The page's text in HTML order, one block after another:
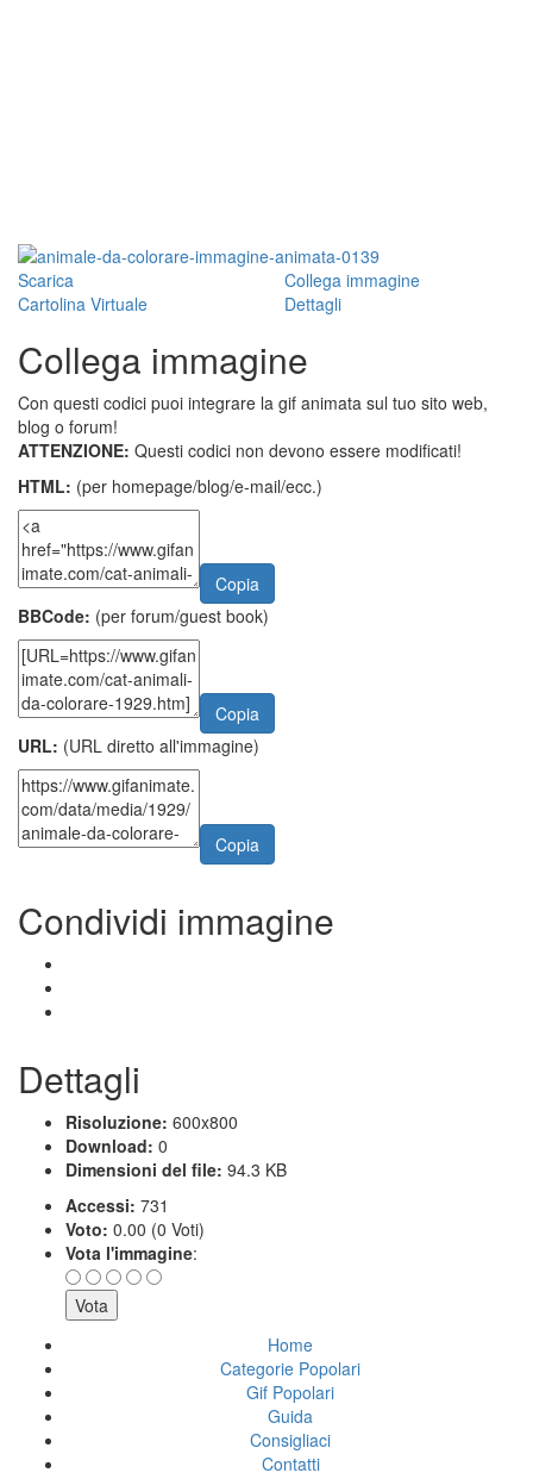
Scarica
Collega immagine
Cartolina Virtuale
Dettagli
Collega immagine
Con questi codici puoi integrare la gif animata sul tuo sito web,
blog o forum!
ATTENZIONE: Questi codici non devono essere modificati!
HTML: (per homepage/blog/e-mail/ecc.)
Copia
BBCode: (per forum/guest book)
Copia
URL: (URL diretto all'immagine)
Copia
Condividi immagine
Dettagli
Risoluzione: 600x800
Download: 0
Dimensioni del file: 94.3 KB
Accessi: 731
Voto: 0.00 (0 Voti)
Vota l'immagine:
Home
Categorie Popolari
Gif Popolari
Guida
Consigliaci
Contatti